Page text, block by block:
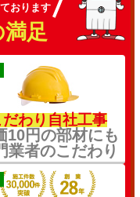
おります
足
だわり自社工事
10円の部材にも
業者のこだわり